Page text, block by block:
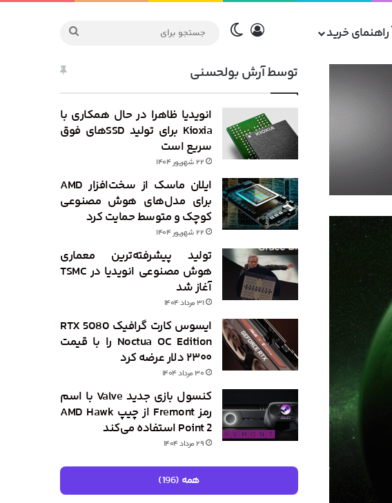
راهنمای خرید ورودتغییر پوسته
جستجو
توسط آرش بولحسنی
انویدیا ظاهرا در حال همکاری با
Kioxia برای تولید SSDهای فوق
سریع است
۲۲ شهریور ۱۴۰۴
ایلان ماسک از سخت‌افزار AMD
برای مدل‌های هوش مصنوعی
کوچک و متوسط حمایت کرد
۲۲ شهریور ۱۴۰۴
تولید پیشرفته‌ترین معماری
هوش مصنوعی انویدیا در TSMC
آغاز شد
۳۱ مرداد ۱۴۰۴
ایسوس کارت گرافیک RTX 5080
Noctua OC Edition را با قیمت
۲۳۰۰ دلار عرضه کرد
۳۰ مرداد ۱۴۰۴
کنسول بازی جدید Valve با اسم
رمز Fremont از چیپ AMD Hawk
Point 2 استفاده می‌کند
۲۹ مرداد ۱۴۰۴
همه (196)